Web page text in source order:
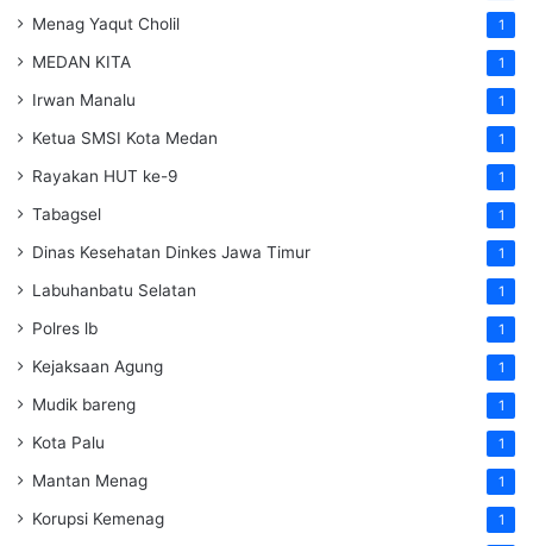
Menag Yaqut Cholil 1
MEDAN KITA 1
Irwan Manalu 1
Ketua SMSI Kota Medan 1
Rayakan HUT ke-9 1
Tabagsel 1
Dinas Kesehatan Dinkes Jawa Timur 1
Labuhanbatu Selatan 1
Polres lb 1
Kejaksaan Agung 1
Mudik bareng 1
Kota Palu 1
Mantan Menag 1
Korupsi Kemenag 1